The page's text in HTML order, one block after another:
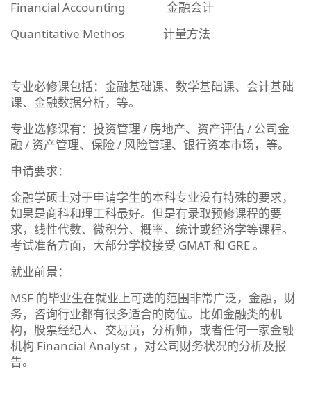
Financial Accounting 金融会计
Quantitative Methos 计量方法
专业必修课包括：金融基础课、数学基础课、会计基础
课、金融数据分析，等。
专业选修课有：投资管理 / 房地产、资产评估 / 公司金
融 / 资产管理、保险 / 风险管理、银行资本市场，等。
申请要求：
金融学硕士对于申请学生的本科专业没有特殊的要求，
如果是商科和理工科最好。但是有录取预修课程的要
求，线性代数、微积分、概率、统计或经济学等课程。
考试准备方面，大部分学校接受 GMAT 和 GRE 。
就业前景：
MSF 的毕业生在就业上可选的范围非常广泛，金融，财
务，咨询行业都有很多适合的岗位。比如金融类的机
构，股票经纪人、交易员，分析师，或者任何一家金融
机构 Financial Analyst ，对公司财务状况的分析及报
告。